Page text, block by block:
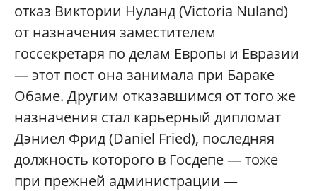
отказ Виктории Нуланд (Victoria Nuland)
от назначения заместителем
госсекретаря по делам Европы и Евразии
— этот пост она занимала при Бараке
Обаме. Другим отказавшимся от того же
назначения стал карьерный дипломат
Дэниел Фрид (Daniel Fried), последняя
должность которого в Госдепе — тоже
при прежней администрации —